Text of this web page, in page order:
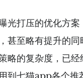
光打压的优化方案
甚至略有提升的同
略的复杂度，已经